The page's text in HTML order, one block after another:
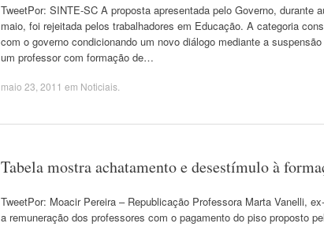
TweetPor: SINTE-SC A proposta apresentada pelo Governo, durante
maio, foi rejeitada pelos trabalhadores em Educação. A categoria
com o governo condicionando um novo diálogo mediante a
um professor com formação de…
maio 23, 2011 em Noticiais
Tabela mostra achatamento e desestímulo à
TweetPor: Moacir Pereira – Republicação Professora Marta Vanelli,
a remuneração dos professores com o pagamento do piso proposto